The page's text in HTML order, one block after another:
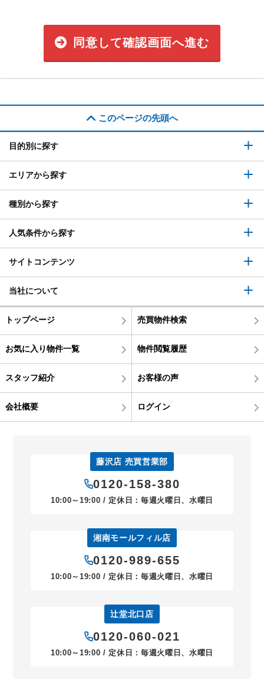
同意して確認画面へ進む
このページの先頭へ
目的別に探す
エリアから探す
種別から探す
人気条件から探す
サイトコンテンツ
当社について
トップページ 売買物件検索
お気に入り物件一覧 物件閲覧履歴
スタッフ紹介 お客様の声
会社概要 ログイン
藤沢店 売買営業部
0120-158-380
10:00～19:00 / 定休日：毎週火曜日、水曜日
湘南モールフィル店
0120-989-655
10:00～19:00 / 定休日：毎週火曜日、水曜日
辻堂北口店
0120-060-021
10:00～19:00 / 定休日：毎週火曜日、水曜日